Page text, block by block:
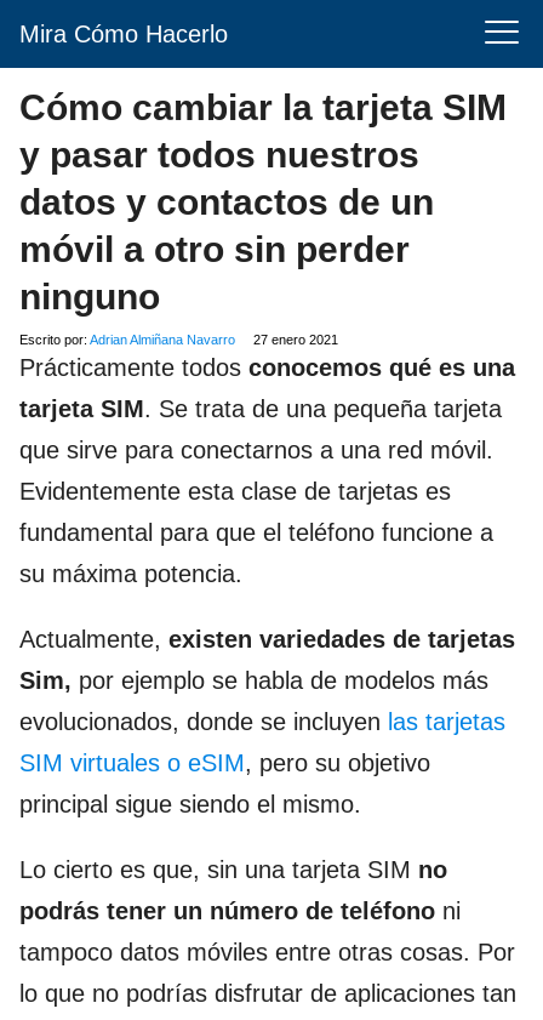
Mira Cómo Hacerlo
Cómo cambiar la tarjeta SIM
y pasar todos nuestros
datos y contactos de un
móvil a otro sin perder
ninguno
Escrito por: Adrian Almiñana Navarro 27 enero 2021
Prácticamente todos conocemos qué es una
tarjeta SIM. Se trata de una pequeña tarjeta
que sirve para conectarnos a una red móvil.
Evidentemente esta clase de tarjetas es
fundamental para que el teléfono funcione a
su máxima potencia.
Actualmente, existen variedades de tarjetas
Sim, por ejemplo se habla de modelos más
evolucionados, donde se incluyen las tarjetas
SIM virtuales o eSIM, pero su objetivo
principal sigue siendo el mismo.
Lo cierto es que, sin una tarjeta SIM no
podrás tener un número de teléfono ni
tampoco datos móviles entre otras cosas. Por
lo que no podrías disfrutar de aplicaciones tan